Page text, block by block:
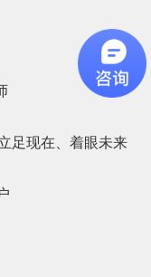
足现在、着眼未来